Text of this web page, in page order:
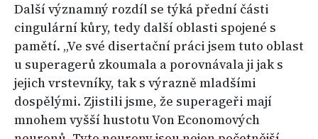
Další významný rozdíl se týká přední části
cingulární kůry, tedy další oblasti spojené s
pamětí. „Ve své disertační práci jsem tuto oblast
u superagerů zkoumala a porovnávala ji jak s
jejich vrstevníky, tak s výrazně mladšími
dospělými. Zjistili jsme, že superageři mají
mnohem vyšší hustotu Von Economových